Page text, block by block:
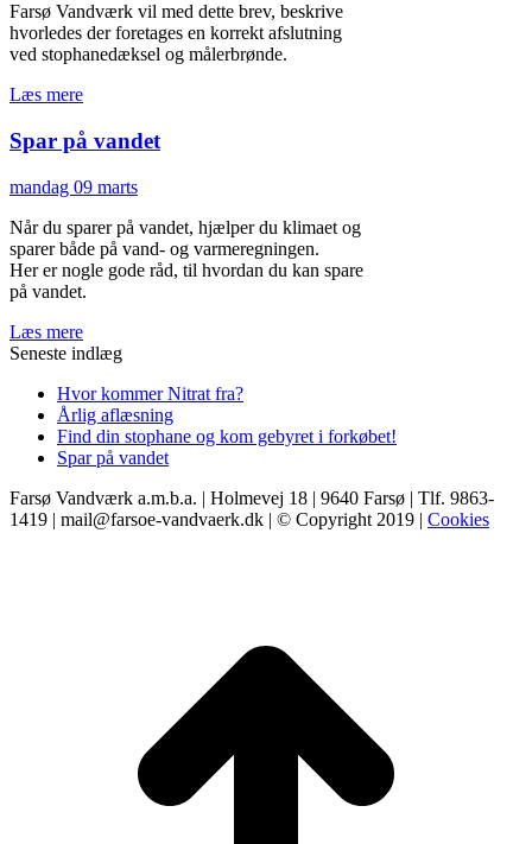
Farsø Vandværk vil med dette brev, beskrive
hvorledes der foretages en korrekt afslutning
ved stophanedæksel og målerbrønde.
Læs mere
Spar på vandet
mandag 09 marts
Når du sparer på vandet, hjælper du klimaet og
sparer både på vand- og varmeregningen.
Her er nogle gode råd, til hvordan du kan spare
på vandet.
Læs mere
Seneste indlæg
Hvor kommer Nitrat fra?
Årlig aflæsning
Find din stophane og kom gebyret i forkøbet!
Spar på vandet
Farsø Vandværk a.m.b.a. | Holmevej 18 | 9640 Farsø | Tlf. 9863-
1419 | mail@farsoe-vandvaerk.dk | © Copyright 2019 | Cookies